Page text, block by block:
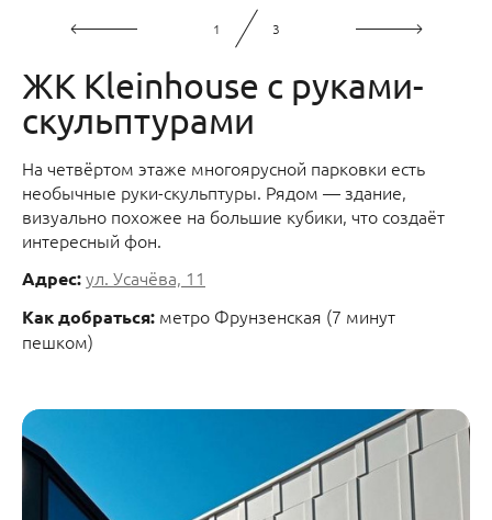
1 3
ЖК Kleinhouse с руками-
скульптурами
На четвёртом этаже многоярусной парковки есть
необычные руки-скульптуры. Рядом — здание,
визуально похожее на большие кубики, что создаёт
интересный фон.
Адрес:ул. Усачёва, 11
Как добраться: метро Фрунзенская (7 минут
пешком)